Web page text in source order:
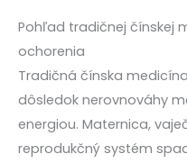
Pohľad tradičnej čínskej
ochorenia
Tradičná čínska
dôsledok nerovnováhy
energiou. Maternica,
reprodukčný systém